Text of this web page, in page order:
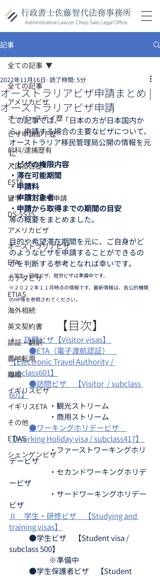
記事
全ての記事
アメリカビザ
オーバーステイ歴
ビザ申請却下歴
前科/逮捕歴有
入国拒否歴
ESTA
留学（F1)ビザ申請
DS-5535
アメリカビザ
オーストラリアビザ
ETA
カナダビザ
ETIAS
海外相続
英文契約書
認証・翻訳
農地転用
離婚
イギリスビザ
イギリスETA
その他
ETIAS
シェンゲンビザ
全ての記事
オーストラリアビザ申請まとめ |
オーストラリアビザ申請
2022年11月16日 読了時間: 5分
この記事では、「日本の方が日本国内か
ら」申請する場合の主要なビザについて、
オーストラリア移民管理局公開の情報を元
に
・ビザの権限内容
・滞在可能期間
・申請料
・申請対象者
・申請から取得までの期間の目安
等の概要をまとめました。
目的や希望滞在期間を元に、ご自身がど
のようなビザを申請することができるの
かを判断する参考となれば幸いです。
※学生・研修ビザ、就労ビザは準備中です。
※２０２２年１１月時点の情報です。最新情報は、各公的機関
のHP等を参照されてください。
【目次】
Ⅰ　訪問ビザ【Visitor visas】
●ETA（電子渡航認証）
【Electronic Travel Authority /
subclass601】
●訪問ビザ　【Visitor  / subclass
601】
		・観光ストリーム
		・商用ストリーム
●ワーキングホリデービザ
【Working Holiday visa / subclass417】
		・ファーストワーキングホリ
デービザ
ービザ
ビザ
Ⅱ　学生・研修ビザ　【Studying and
training visas】
subclass 500】
		※準備中